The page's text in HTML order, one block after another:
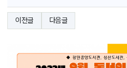
이전글 다음글